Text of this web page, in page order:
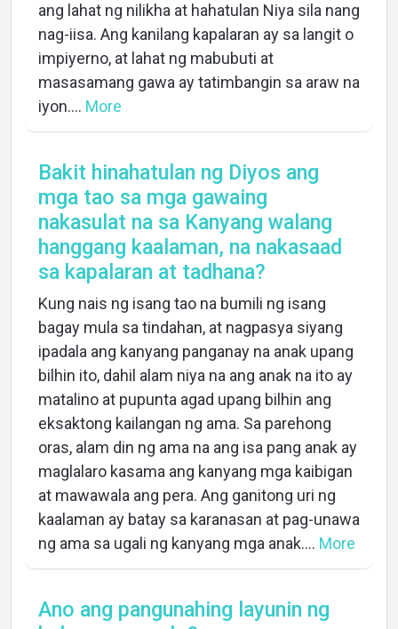
ang lahat ng nilikha at hahatulan Niya sila nang
nag-iisa. Ang kanilang kapalaran ay sa langit o
impiyerno, at lahat ng mabubuti at
masasamang gawa ay tatimbangin sa araw na
iyon.... More
Bakit hinahatulan ng Diyos ang
mga tao sa mga gawaing
nakasulat na sa Kanyang walang
hanggang kaalaman, na nakasaad
sa kapalaran at tadhana?
Kung nais ng isang tao na bumili ng isang
bagay mula sa tindahan, at nagpasya siyang
ipadala ang kanyang panganay na anak upang
bilhin ito, dahil alam niya na ang anak na ito ay
matalino at pupunta agad upang bilhin ang
eksaktong kailangan ng ama. Sa parehong
oras, alam din ng ama na ang isa pang anak ay
maglalaro kasama ang kanyang mga kaibigan
at mawawala ang pera. Ang ganitong uri ng
kaalaman ay batay sa karanasan at pag-unawa
ng ama sa ugali ng kanyang mga anak.... More
Ano ang pangunahing layunin ng